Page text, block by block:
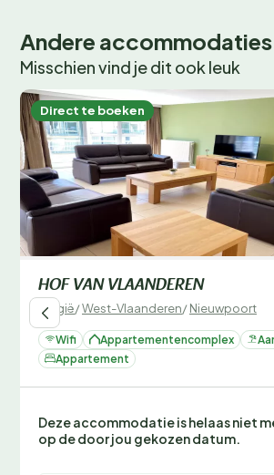
Andere
Misschien vind je dit ook leuk
Direct te boeken
HOF VAN VLAANDEREN
België/West-Vlaanderen/Nieuwpoort
Wifi Appartementencomplex
Appartement
Deze accommodatie is helaas niet
op de door jou gekozen datum.